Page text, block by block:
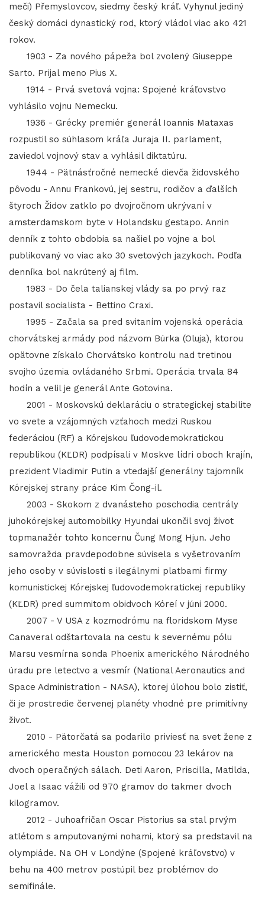
meči) Přemyslovcov, siedmy český kráľ. Vyhynul jediný
český domáci dynastický rod, ktorý vládol viac ako 421
rokov.
1903 - Za nového pápeža bol zvolený Giuseppe
Sarto. Prijal meno Pius X.
1914 - Prvá svetová vojna: Spojené kráľovstvo
vyhlásilo vojnu Nemecku.
1936 - Grécky premiér generál Ioannis Mataxas
rozpustil so súhlasom kráľa Juraja II. parlament,
zaviedol vojnový stav a vyhlásil diktatúru.
1944 - Pätnásťročné nemecké dievča židovského
pôvodu - Annu Frankovú, jej sestru, rodičov a ďalších
štyroch Židov zatklo po dvojročnom ukrývaní v
amsterdamskom byte v Holandsku gestapo. Annin
denník z tohto obdobia sa našiel po vojne a bol
publikovaný vo viac ako 30 svetových jazykoch. Podľa
denníka bol nakrútený aj film.
1983 - Do čela talianskej vlády sa po prvý raz
postavil socialista - Bettino Craxi.
1995 - Začala sa pred svitaním vojenská operácia
chorvátskej armády pod názvom Búrka (Oluja), ktorou
opätovne získalo Chorvátsko kontrolu nad tretinou
svojho územia ovládaného Srbmi. Operácia trvala 84
hodín a velil je generál Ante Gotovina.
2001 - Moskovskú deklaráciu o strategickej stabilite
vo svete a vzájomných vzťahoch medzi Ruskou
federáciou (RF) a Kórejskou ľudovodemokratickou
republikou (KĽDR) podpísali v Moskve lídri oboch krajín,
prezident Vladimir Putin a vtedajší generálny tajomník
Kórejskej strany práce Kim Čong-il.
2003 - Skokom z dvanásteho poschodia centrály
juhokórejskej automobilky Hyundai ukončil svoj život
topmanažér tohto koncernu Čung Mong Hjun. Jeho
samovražda pravdepodobne súvisela s vyšetrovaním
jeho osoby v súvislosti s ilegálnymi platbami firmy
komunistickej Kórejskej ľudovodemokratickej republiky
(KĽDR) pred summitom obidvoch Kóreí v júni 2000.
2007 - V USA z kozmodrómu na floridskom Myse
Canaveral odštartovala na cestu k severnému pólu
Marsu vesmírna sonda Phoenix amerického Národného
úradu pre letectvo a vesmír (National Aeronautics and
Space Administration - NASA), ktorej úlohou bolo zistiť,
či je prostredie červenej planéty vhodné pre primitívny
život.
2010 - Pätorčatá sa podarilo priviesť na svet žene z
amerického mesta Houston pomocou 23 lekárov na
dvoch operačných sálach. Deti Aaron, Priscilla, Matilda,
Joel a Isaac vážili od 970 gramov do takmer dvoch
kilogramov.
2012 - Juhoafričan Oscar Pistorius sa stal prvým
atlétom s amputovanými nohami, ktorý sa predstavil na
olympiáde. Na OH v Londýne (Spojené kráľovstvo) v
behu na 400 metrov postúpil bez problémov do
semifinále.